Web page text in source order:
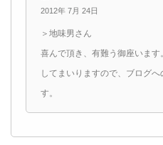
2012年 7月 24日
＞地味男さん
喜んで頂き、有難う御座いま
してまいりますので、ブログ
す。